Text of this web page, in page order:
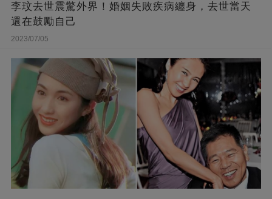
李玟去世震驚外界！婚姻失敗疾病纏身，去世當天
還在鼓勵自己
2023/07/05